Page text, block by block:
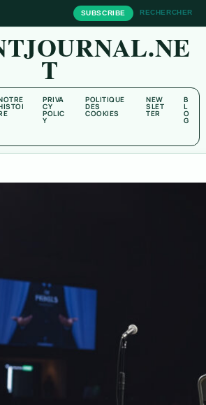
SUBSCRIBE RECHERCHER
T
PRIVA
CY
POLIC
Y
POLITIQUE
DES
COOKIES
NEW
SLET
TER
B
L
O
G